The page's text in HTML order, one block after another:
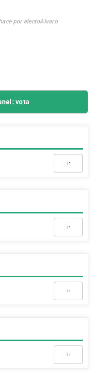
por electoAlvaro
vota
Ir
Ir
Ir
Ir